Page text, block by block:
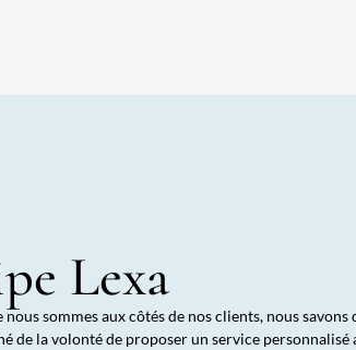
Lexa
nous sommes aux côtés de nos clients, nous
de la volonté de proposer un service